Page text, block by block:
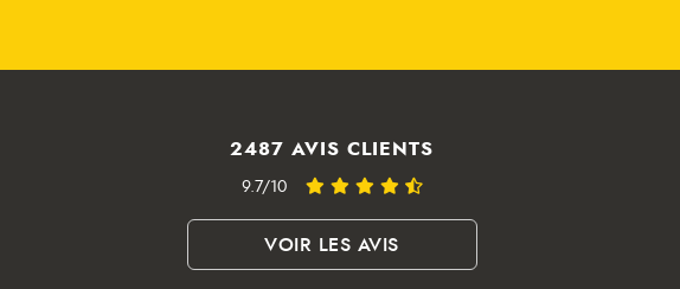
2487 AVIS CLIENTS
9.7/10
VOIR LES AVIS